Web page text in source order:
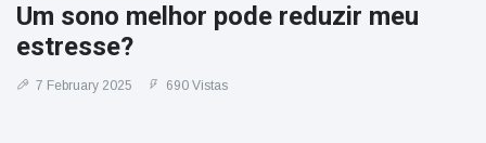
Um sono melhor pode reduzir meu
estresse?
7 February 2025 690 Vistas